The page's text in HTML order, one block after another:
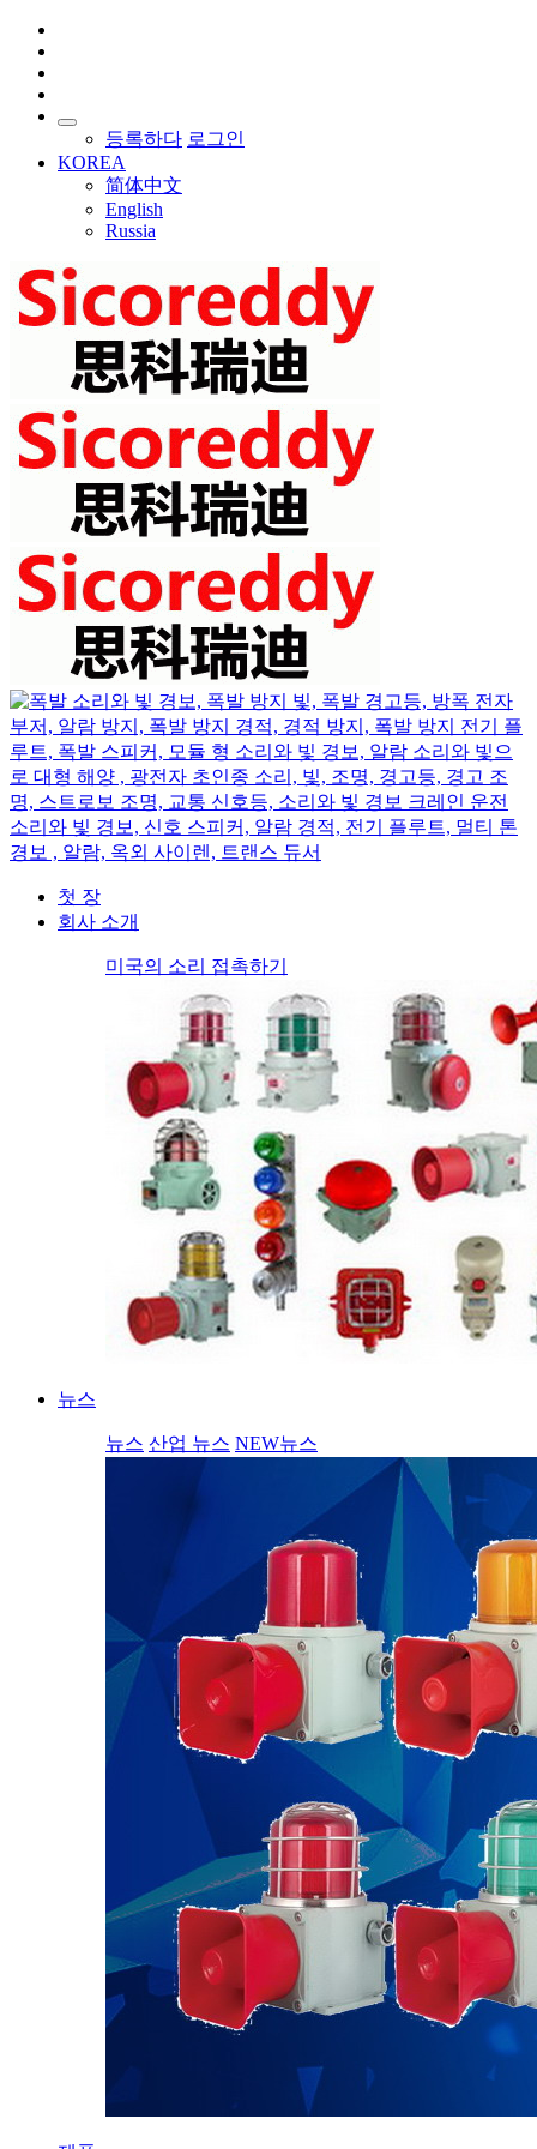
등록하다 로그인
KOREA
简体中文
English
Russia
첫 장
회사 소개
미국의 소리 접촉하기
뉴스
뉴스 산업 뉴스 NEW뉴스